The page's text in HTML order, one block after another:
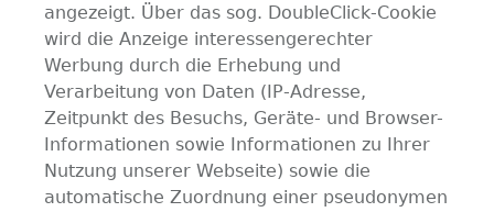
angezeigt. Über das sog. DoubleClick-Cookie
wird die Anzeige interessengerechter
Werbung durch die Erhebung und
Verarbeitung von Daten (IP-Adresse,
Zeitpunkt des Besuchs, Geräte- und Browser-
Informationen sowie Informationen zu Ihrer
Nutzung unserer Webseite) sowie die
automatische Zuordnung einer pseudonymen